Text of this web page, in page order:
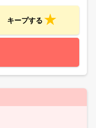
キープする